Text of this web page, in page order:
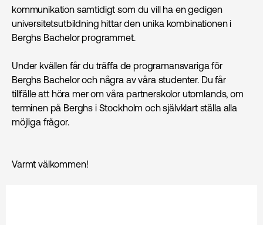
kommunikation samtidigt som du vill ha en gedigen
universitetsutbildning hittar den unika kombinationen i
Berghs Bachelor programmet.
Under kvällen får du träffa de programansvariga för
Berghs Bachelor och några av våra studenter. Du får
tillfälle att höra mer om våra partnerskolor utomlands, om
terminen på Berghs i Stockholm och självklart ställa alla
möjliga frågor.
Varmt välkommen!